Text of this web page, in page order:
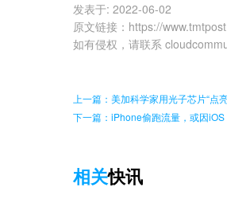
发表于: 2022-06-02
原文链接 ： https://
如有侵权，请联系
上一篇：美加科学家用光子芯片“点
下一篇：iPhone偷跑流量，或因
相关快讯